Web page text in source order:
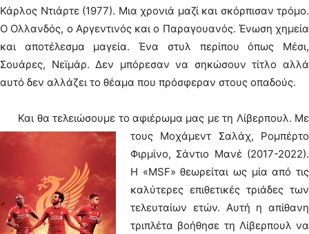
Κάρλος Ντιάρτε (1977). Μια χρονιά μαζί και σκόρπισαν τρόμο.
Ο Ολλανδός, ο Αργεντινός και ο Παραγουανός. Ένωση χημεία
και αποτέλεσμα μαγεία. Ένα στυλ περίπου όπως Μέσι,
Σουάρες, Νεϊμάρ. Δεν μπόρεσαν να σηκώσουν τίτλο αλλά
αυτό δεν αλλάζει το θέαμα που πρόσφεραν στους οπαδούς.
Και θα τελειώσουμε το αφιέρωμα μας με τη Λίβερπουλ. Με
τους Μοχάμεντ Σαλάχ, Ρομπέρτο
Φιρμίνο, Σάντιο Μανέ (2017-2022).
Η «MSF» θεωρείται ως μία από τις
καλύτερες επιθετικές τριάδες των
τελευταίων ετών. Αυτή η απίθανη
τριπλέτα βοήθησε τη Λίβερπουλ να